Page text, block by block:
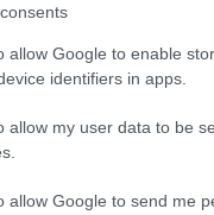
allow Google to enable
identifiers in apps.
allow my user data to be
allow Google to send me
Ειδήσεις
γραπτός